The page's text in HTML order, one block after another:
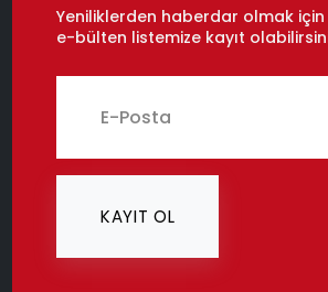
Yeniliklerden haberdar olmak için
e-bülten listemize kayıt
KAYIT OL